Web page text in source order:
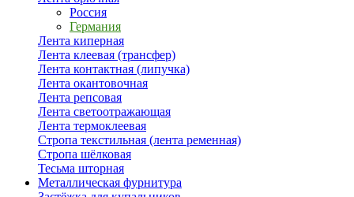
Россия
Германия
Лента киперная
Лента клеевая (трансфер)
Лента контактная (липучка)
Лента окантовочная
Лента репсовая
Лента светоотражающая
Лента термоклеевая
Стропа текстильная (лента ременная)
Стропа шёлковая
Тесьма шторная
Металлическая фурнитура